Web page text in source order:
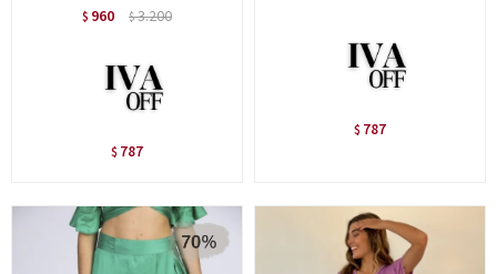
$ 960 $3.200
$ 787
$ 787